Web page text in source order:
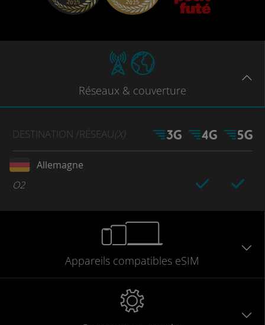
Réseaux & couverture
DESTINATION /RÉSEAU(X)
Allemagne
O2
Appareils compatibles eSIM